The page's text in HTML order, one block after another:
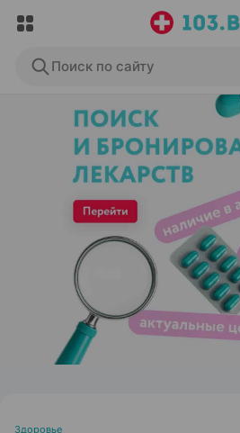
Поиск по сайту
ЭФФЕКТИВНАЯ РЕКЛАМА
Здоровье